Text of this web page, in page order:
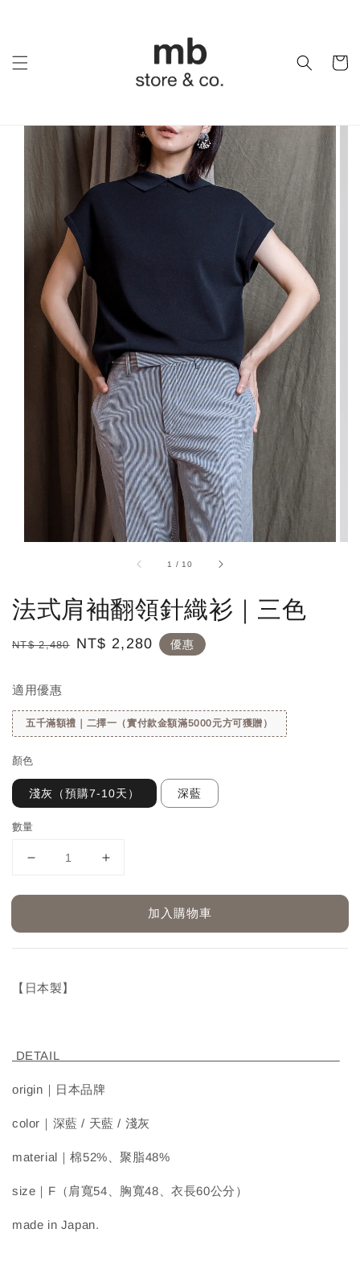
1 / 10
法式肩袖翻領針織衫｜三色
Regular
NT$ 2,480
Sale
NT$ 2,280 優惠
適用優惠
五千滿額禮｜二擇一（實付款金額滿5000元方可獲贈）
顏色
淺灰（預購7-10天） 深藍
數量
加入購物車
【日本製】
DETAIL
origin｜日本品牌
color｜深藍 / 天藍 / 淺灰
material｜棉52%、聚脂48%
size｜F（肩寬54、胸寬48、衣長60公分）
made in Japan.